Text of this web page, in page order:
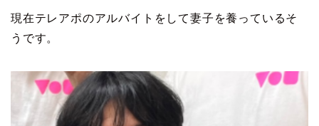
現在テレアポのアルバイトをして妻子を養っているそ
うです。